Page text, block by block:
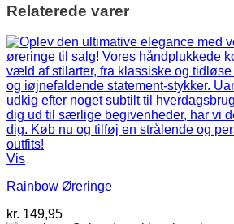
Relaterede varer
Vis
Rainbow Øreringe
kr. 149,95